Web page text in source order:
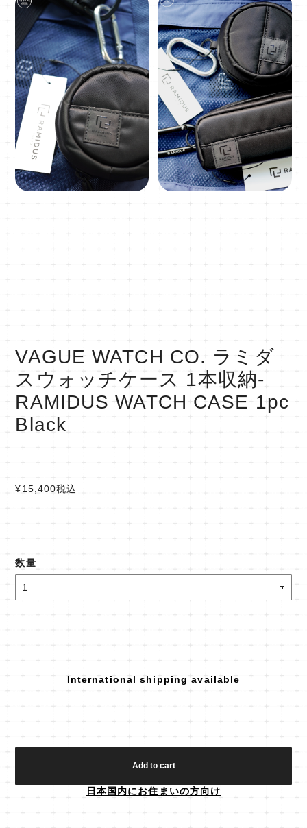
VAGUE WATCH CO. ラミダ
スウォッチケース 1本収納-
RAMIDUS WATCH CASE 1pc
Black
¥15,400税込
数量
International shipping available
Add to cart
日本国内にお住まいの方向け